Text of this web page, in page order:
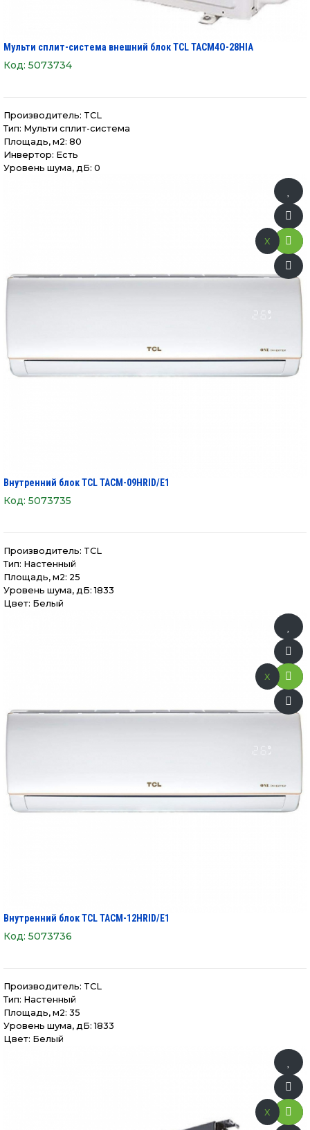
Мульти сплит-система внешний блок TCL TACM4O-28HIA
Код: 5073734
Производитель: TCL
Тип: Мульти сплит-система
Площадь, м2: 80
Инвертор: Есть
Уровень шума, дБ: 0
Внутренний блок TCL TACM-09HRID/E1
Код: 5073735
x
Производитель: TCL
Тип: Настенный
Площадь, м2: 25
Уровень шума, дБ: 1833
Цвет: Белый
Внутренний блок TCL TACM-12HRID/E1
Код: 5073736
x
Производитель: TCL
Тип: Настенный
Площадь, м2: 35
Уровень шума, дБ: 1833
Цвет: Белый
x